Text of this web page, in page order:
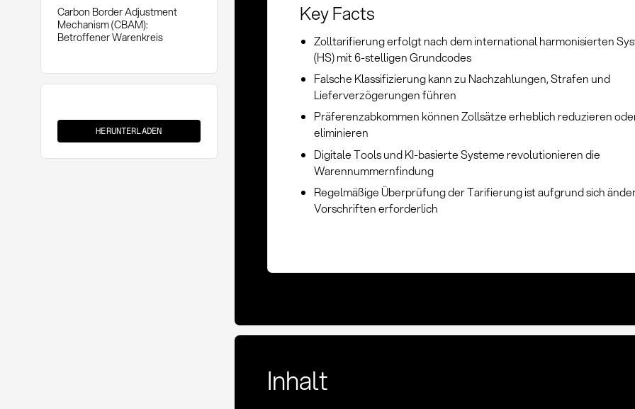
Carbon Border Adjustment
Mechanism (CBAM):
Betroffener Warenkreis
HERUNTERLADEN
Key Facts
Zolltarifierung erfolgt nach dem international harmonisierten
(HS) mit 6-stelligen Grundcodes
Falsche Klassifizierung kann zu Nachzahlungen, Strafen und
Lieferverzögerungen führen
Präferenzabkommen können Zollsätze erheblich reduzieren
eliminieren
Digitale Tools und KI-basierte Systeme revolutionieren die
Warennummernfindung
Regelmäßige Überprüfung der Tarifierung ist aufgrund sich
Vorschriften erforderlich
Inhalt